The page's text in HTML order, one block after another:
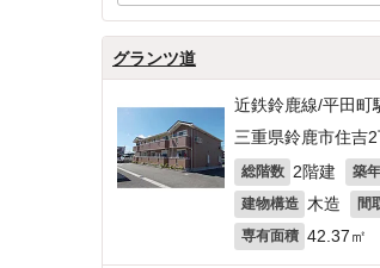
グランツ道
近鉄鈴鹿線/平田町
三重県鈴鹿市住吉
総階数 2階建 築
建物構造 木造 間
専有面積 42.37㎡